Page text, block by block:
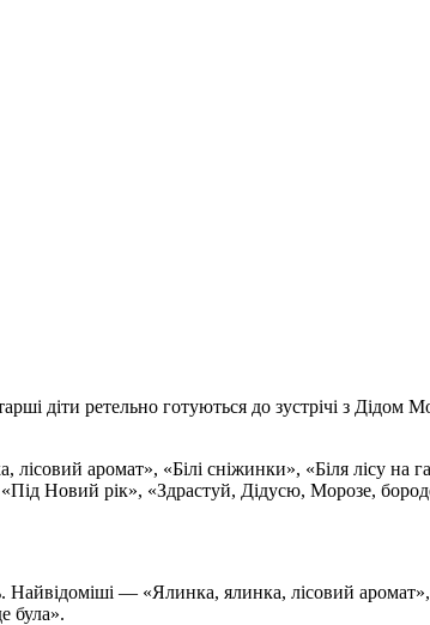
діти ретельно готуються до зустрічі з Дідом
аромат», «Білі сніжинки», «Біля лісу на
Новий рік», «Здрастуй, Дідусю, Морозе,
Найвідоміші — «Ялинка, ялинка, лісовий
була».